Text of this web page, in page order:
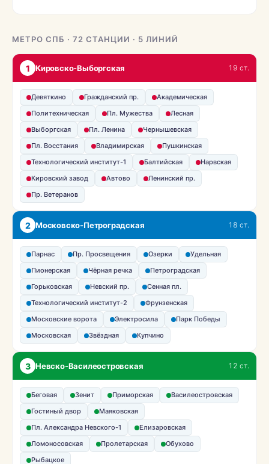
МЕТРО СПБ · 72 СТАНЦИИ · 5 ЛИНИЙ
1 Кировско-Выборгская 19 ст.
Девяткино Гражданский пр.
Академическая
Политехническая
Пл. Мужества
Лесная
Выборгская
Пл. Ленина
Чернышевская
Пл. Восстания
Владимирская
Пушкинская
Технологический институт-1
Балтийская
Нарвская
Кировский завод
Автово
Ленинский пр.
Пр. Ветеранов
2 Московско-Петроградская 18 ст.
Парнас Пр. Просвещения Озерки
Удельная
Пионерская
Чёрная речка
Петроградская
Горьковская
Невский пр.
Сенная пл.
Технологический институт-2
Фрунзенская
Московские ворота
Электросила
Парк Победы
Московская
Звёздная Купчино
3 Невско-Василеостровская 12 ст.
Беговая Зенит Приморская
Василеостровская
Гостиный двор
Маяковская
Пл. Александра Невского-1
Елизаровская
Ломоносовская
Пролетарская
Обухово
Рыбацкое